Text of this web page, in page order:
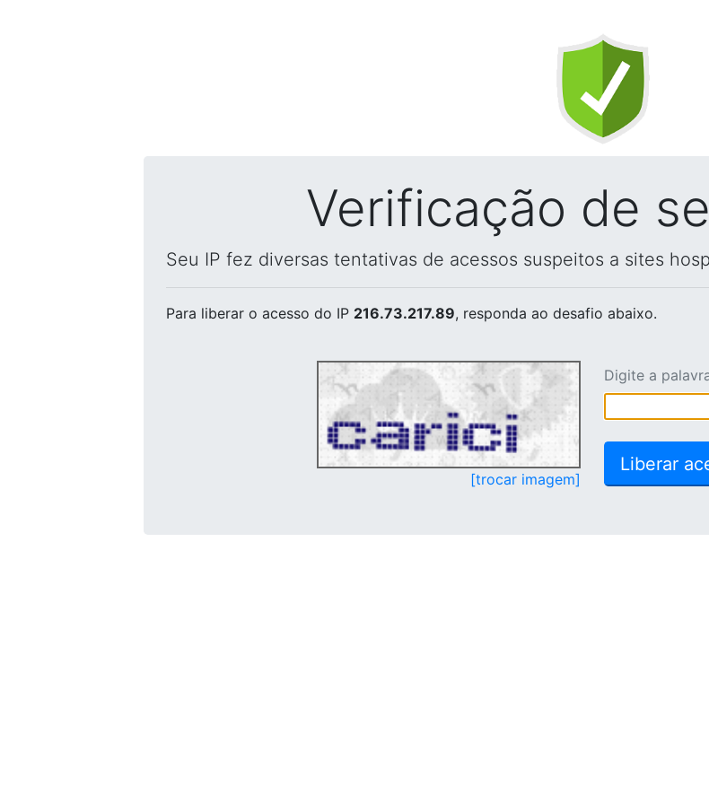
Verificação de
Seu IP fez diversas tentativas de acessos suspeitos a sites
Para liberar o acesso do IP 216.73.217.89, responda ao desafio abaixo.
[trocar imagem]
Digite a